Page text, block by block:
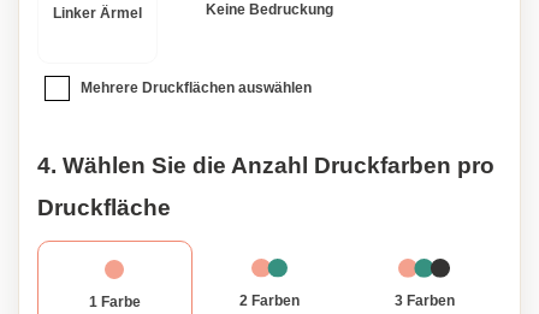
Linker Ärmel Keine Bedruckung
Mehrere Druckflächen auswählen
4. Wählen Sie die Anzahl Druckfarben pro
Druckfläche
1 Farbe 2 Farben 3 Farben